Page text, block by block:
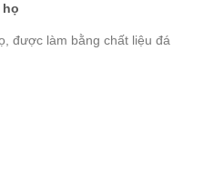
họ
được làm bằng chất liệu đá